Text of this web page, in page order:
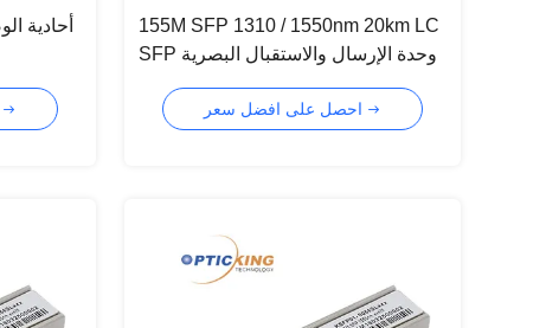
155M SFP 1310 / 1550nm 20km LC
SFP وحدة الإرسال والاستقبال البصرية